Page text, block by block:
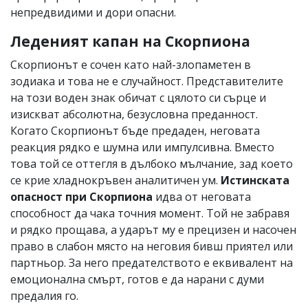
непредвидими и дори опасни.
Леденият капан на Скорпиона
Скорпионът е сочен като най-злопаметен в
зодиака и това не е случайност. Представителите
на този воден знак обичат с цялото си сърце и
изискват абсолютна, безусловна преданност.
Когато Скорпионът бъде предаден, неговата
реакция рядко е шумна или импулсивна. Вместо
това той се оттегля в дълбоко мълчание, зад което
се крие хладнокръвен аналитичен ум. Истинската
опасност при Скорпиона идва от неговата
способност да чака точния момент. Той не забравя
и рядко прощава, а ударът му е прецизен и насочен
право в слабон място на неговия бивш приятел или
партньор. За него предателството е еквивалент на
емоционална смърт, готов е да нарани с думи
предалия го.